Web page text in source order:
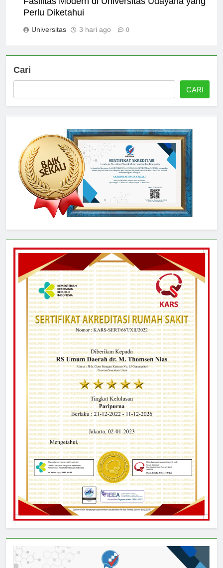
Fasilitas Modern di Universitas Udayana yang
Cari
CARI